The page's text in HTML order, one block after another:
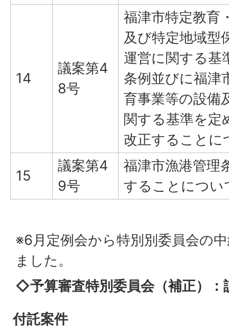
14
議案第4
8号
福津市特定教育
及び特定地域型
運営に関する基
条例並びに福津
育事業等の設備
関する基準を定
改正することに
15
議案第4
9号
福津市漁港管理
することについ
※6月定例会から特別別委員会の
ました。
◇予算審査特別委員会（補正）：
付託案件